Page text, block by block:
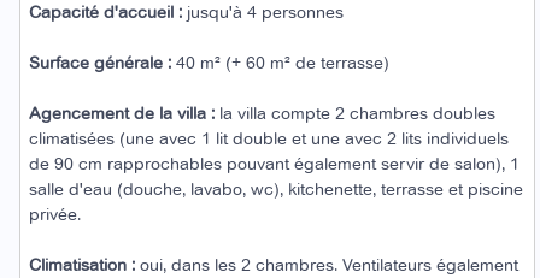
Capacité d'accueil : jusqu'à 4 personnes
Surface générale : 40 m² (+ 60 m² de terrasse)
Agencement de la villa : la villa compte 2 chambres doubles
climatisées (une avec 1 lit double et une avec 2 lits individuels
de 90 cm rapprochables pouvant également servir de salon), 1
salle d'eau (douche, lavabo, wc), kitchenette, terrasse et piscine
privée.
Climatisation : oui, dans les 2 chambres. Ventilateurs également